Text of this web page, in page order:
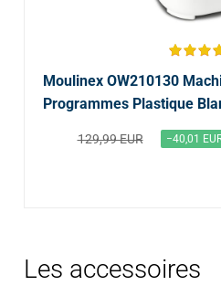
Moulinex OW210130
Programmes Plastique
129,99 EUR −40,01
Les accessoires